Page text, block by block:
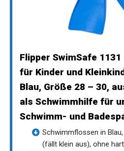
Flipper SwimSafe
für Kinder und
Blau, Größe 28 – 30,
als Schwimmhilfe für
Schwimm- und
Schwimmflossen in
(fällt klein aus), ohne